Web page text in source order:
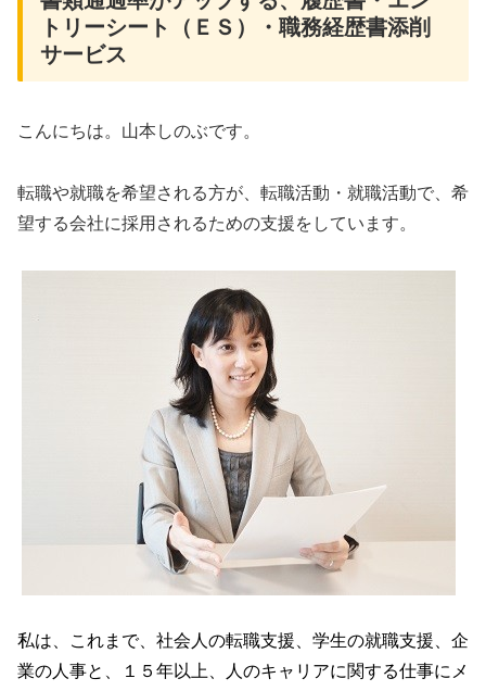
トリーシート（ＥＳ）・職務経歴書添削
サービス
こんにちは。山本しのぶです。
転職や就職を希望される方が、転職活動・就職活動で、希
望する会社に採用されるための支援をしています。
私は、これまで、社会人の転職支援、学生の就職支援、企
業の人事と、１５年以上、人のキャリアに関する仕事にメ